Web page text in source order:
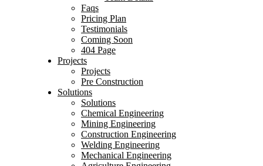
Coming Soon
404 Page
Projects
Projects
Pre Construction
Solutions
Solutions
Chemical Engineering
Mining Engineering
Construction Engineering
Welding Engineering
Mechanical Engineering
Agriculture Engineering
Blog
Blog :-